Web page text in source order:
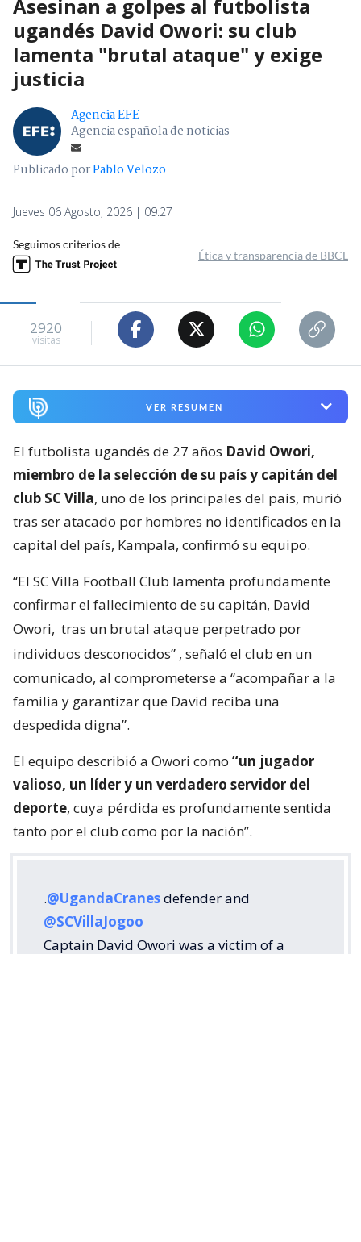
Asesinan a golpes al futbolista
ugandés David Owori: su club
lamenta "brutal ataque" y exige
justicia
Agencia EFE
Agencia española de noticias
Publicado porPablo Velozo
Jueves 06 Agosto, 2026 | 09:27
Seguimos criterios de
Ética y transparencia de BBCL
2920
visitas
VER RESUMEN
El futbolista ugandés de 27 años David Owori,
miembro de la selección de su país y capitán del
club SC Villa, uno de los principales del país, murió
tras ser atacado por hombres no identificados en la
capital del país, Kampala, confirmó su equipo.
“El SC Villa Football Club lamenta profundamente
confirmar el fallecimiento de su capitán, David
Owori, tras un brutal ataque perpetrado por
individuos desconocidos” , señaló el club en un
comunicado, al comprometerse a “acompañar a la
familia y garantizar que David reciba una
despedida digna”.
El equipo describió a Owori como “un jugador
valioso, un líder y un verdadero servidor del
deporte, cuya pérdida es profundamente sentida
tanto por el club como por la nación”.
.@UgandaCranesdefender and
@SCVillaJogoo
Captain David Owori was a victim of a